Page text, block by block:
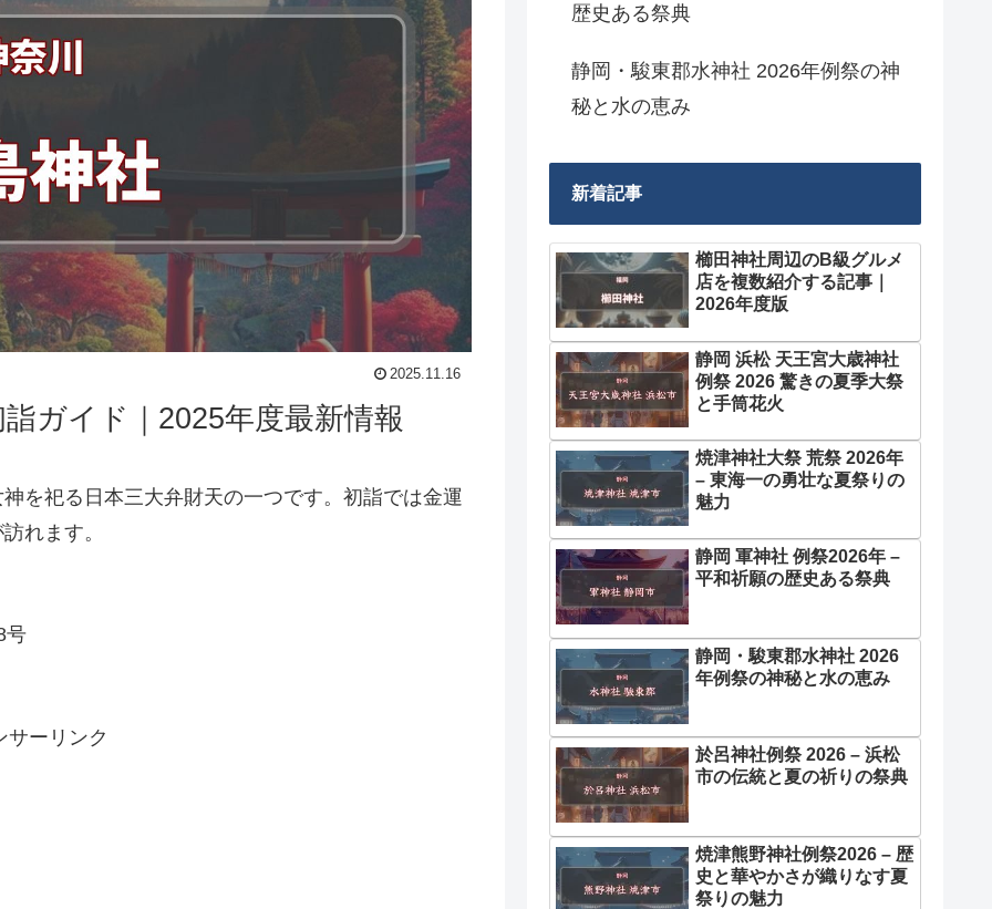
2025.11.16
ガイド｜2025年度最新情報
を祀る日本三大弁財天の一つです。初詣では金運
れます。
号
サーリンク
歴史ある祭典
静岡・駿東郡水神社 2026年例祭の神
秘と水の恵み
新着記事
櫛田神社周辺のB級グルメ
店を複数紹介する記事｜
2026年度版
静岡 浜松 天王宮大歳神社
例祭 2026 驚きの夏季大祭
と手筒花火
焼津神社大祭 荒祭 2026年
– 東海一の勇壮な夏祭りの
魅力
静岡 軍神社 例祭2026年 –
平和祈願の歴史ある祭典
静岡・駿東郡水神社 2026
年例祭の神秘と水の恵み
於呂神社例祭 2026 – 浜松
市の伝統と夏の祈りの祭典
焼津熊野神社例祭2026 – 歴
史と華やかさが織りなす夏
祭りの魅力